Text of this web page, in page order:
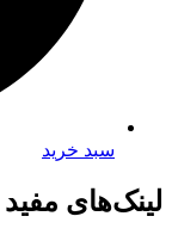
سبد خرید
لینک‌های مفید